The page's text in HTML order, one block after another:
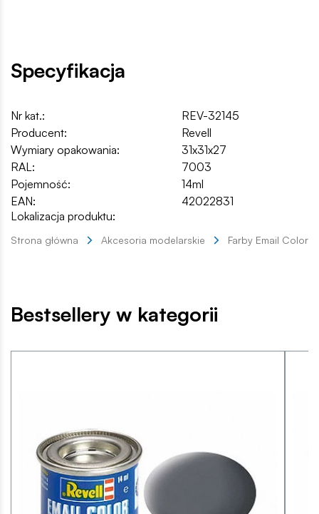
Specyfikacja
Nr kat.:
REV-32145
Producent:
Revell
Wymiary opakowania:
31x31x27
RAL:
7003
Pojemność:
14ml
EAN:
42022831
Lokalizacja produktu:
Strona główna Akcesoria modelarskie Farby Email Color
Bestsellery w kategorii